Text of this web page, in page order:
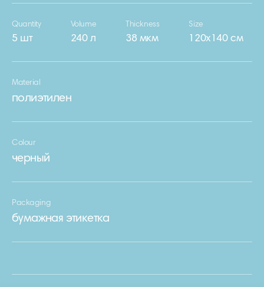
Quantity
5 шт
Volume
240 л
Thickness
38 мкм
Size
120х140 см
Material
полиэтилен
Colour
черный
Packaging
бумажная этикетка